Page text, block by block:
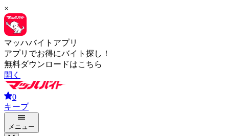
×
マッハバイトアプリ
アプリでお得にバイト探し！
無料ダウンロードはこちら
開く
0
キープ
メニュー